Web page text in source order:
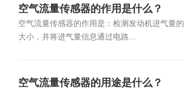
空气流量传感器的作用是什么？
空气流量传感器的作用是：检测发动机进气量的
大小，并将进气量信息通过电路...
空气流量传感器的用途是什么？